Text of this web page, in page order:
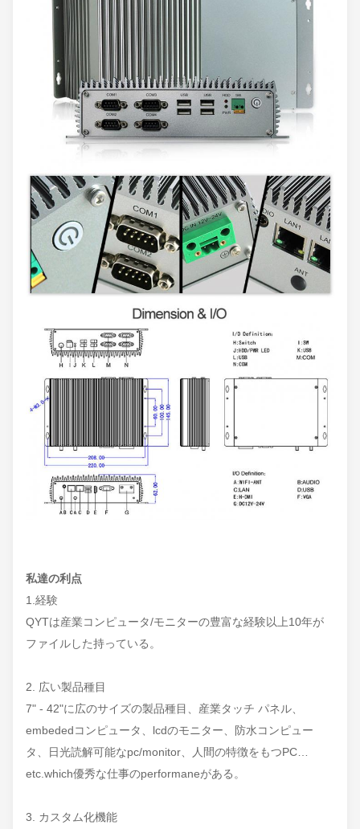
私達の利点
1.経験
QYTは産業コンピュータ/モニターの豊富な経験以上10年が
ファイルした持っている。
2. 広い製品種目
7" - 42"に広のサイズの製品種目、産業タッチ パネル、
embededコンピュータ、lcdのモニター、防水コンピュー
タ、日光読解可能なpc/monitor、人間の特徴をもつPC…
etc.which優秀な仕事のperformaneがある。
3. カスタム化機能